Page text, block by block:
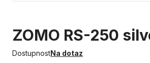
ZOMO RS-250
DostupnostNa dotaz